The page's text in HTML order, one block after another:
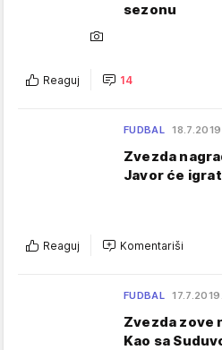
sezonu
Reaguj 14
FUDBAL
Zvezda
Javor će
Reaguj Komentariši
FUDBAL 17.7.2019.
Zvezda zove
Kao sa